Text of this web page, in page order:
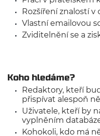
Rozšíření znalostí
Vlastní emailovou
Zviditelnění se a
Koho hledáme?
Redaktory, kteří
přispívat alespoň
Uživatele, kteří by
vyplněním
Kohokoli, kdo má